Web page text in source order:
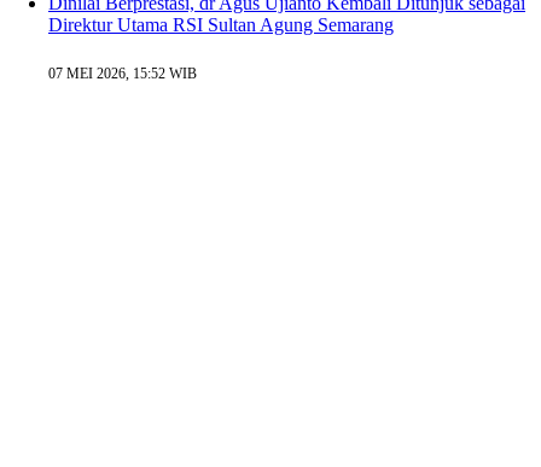
Direktur Utama RSI Sultan Agung Semarang
07 MEI 2026, 15:52 WIB